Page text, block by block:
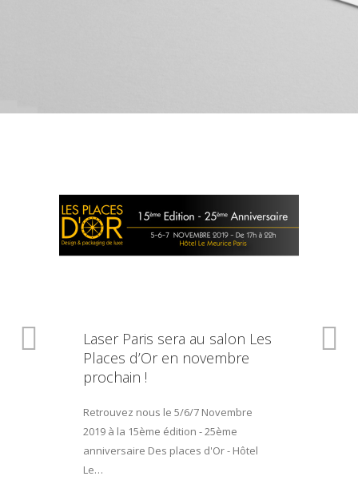
Laser Paris sera au salon Les
Places d’Or en novembre
prochain !
Retrouvez nous le 5/6/7 Novembre
2019 à la 15ème édition - 25ème
anniversaire Des places d'Or - Hôtel
Le…